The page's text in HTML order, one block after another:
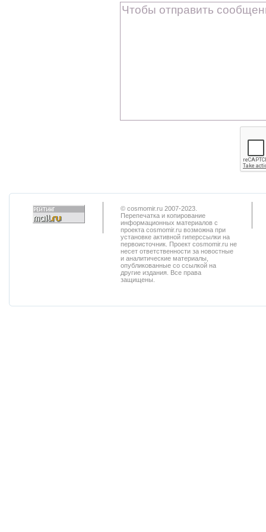
© cosmomir.ru 2007-2023.
Перепечатка и копирование
информационных материалов с
проекта cosmomir.ru возможна при
установке активной гиперссылки на
первоисточник. Проект cosmomir.ru не
несет ответственности за новостные
и аналитические материалы,
опубликованные со ссылкой на
другие издания. Все права
защищены.